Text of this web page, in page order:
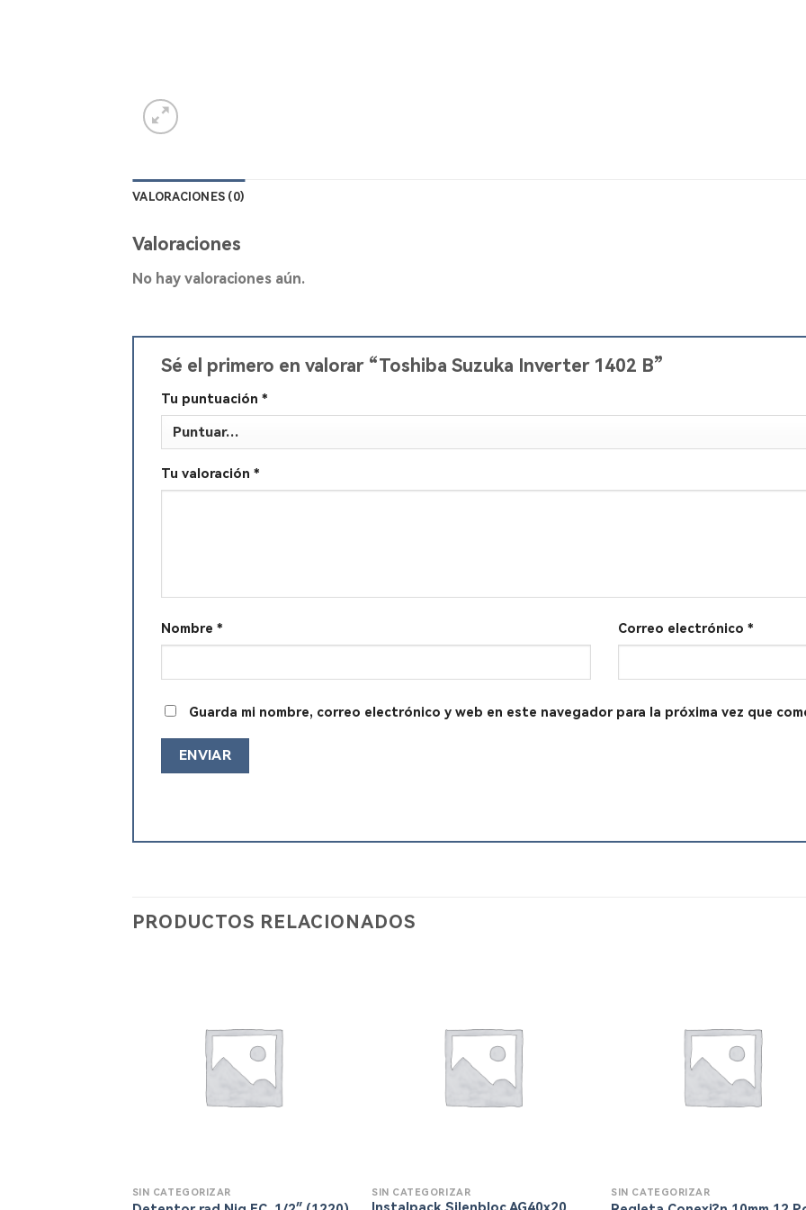
VALORACIONES (0)
Valoraciones
No hay valoraciones aún.
Sé el primero en valorar “Toshiba Suzuka Inverter 1402 B”
Tu puntuación *
Tu valoración *
Nombre * Correo electrónico *
Guarda mi nombre, correo electrónico y web en este navegador para la próxima vez que
PRODUCTOS RELACIONADOS
SIN CATEGORIZAR SIN CATEGORIZAR SIN CATEGORIZAR